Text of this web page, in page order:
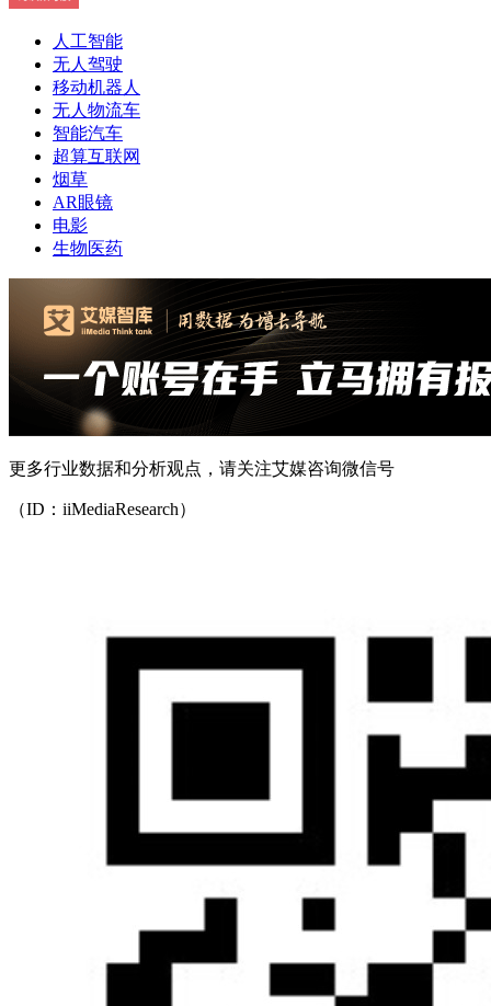
人工智能
无人驾驶
移动机器人
无人物流车
智能汽车
超算互联网
烟草
AR眼镜
电影
生物医药
更多行业数据和分析观点，请关注艾媒咨询微信号
（ID：iiMediaResearch）